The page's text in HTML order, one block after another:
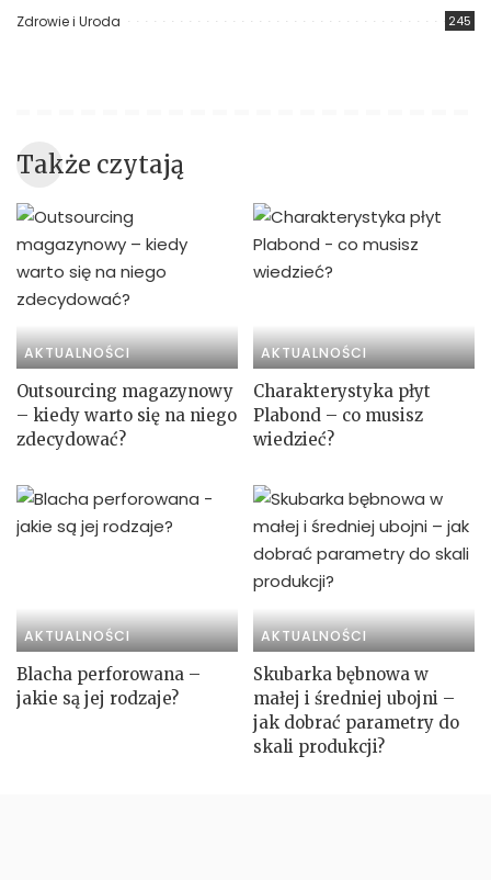
Zdrowie i Uroda 245
Także czytają
AKTUALNOŚCI
Outsourcing magazynowy
– kiedy warto się na niego
zdecydować?
AKTUALNOŚCI
Charakterystyka płyt
Plabond – co musisz
wiedzieć?
AKTUALNOŚCI
Blacha perforowana –
jakie są jej rodzaje?
AKTUALNOŚCI
Skubarka bębnowa w
małej i średniej ubojni –
jak dobrać parametry do
skali produkcji?